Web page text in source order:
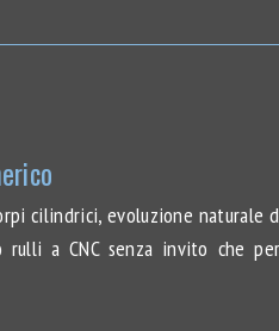
cilindrici, evoluzione naturale
rulli a CNC senza invito che